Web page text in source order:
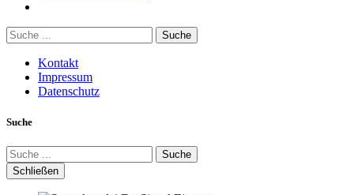
Suche
Kontakt
Impressum
Datenschutz
Suche
Suche
Schließen